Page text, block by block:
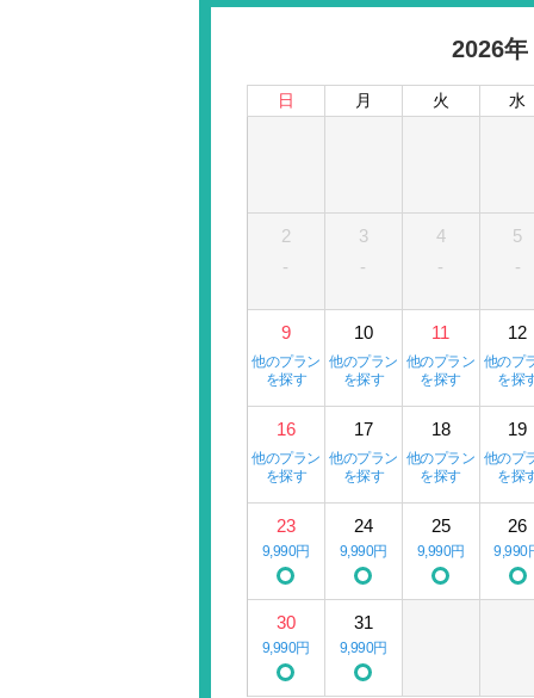
2026年
日 月 火 水
2
-
3
-
4
-
5
-
9
他のプラン
を探す
10
他のプラン
を探す
11
他のプラン
を探す
12
他のプ
を探
16
他のプラン
を探す
17
他のプラン
を探す
18
他のプラン
を探す
19
他のプ
を探
23
9,990円
24
9,990円
25
9,990円
26
9,990
30
9,990円
31
9,990円